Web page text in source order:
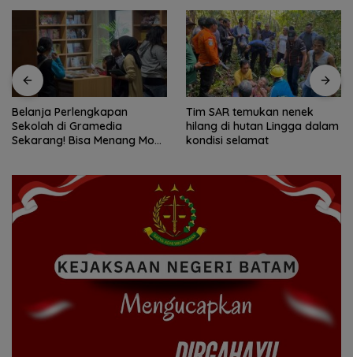
Belanja Perlengkapan
Sekolah di Gramedia
Sekarang! Bisa Menang Mobil
Tim SAR temukan nenek
hilang di hutan Lingga dalam
kondisi selamat